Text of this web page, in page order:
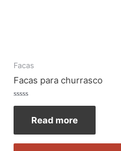
Facas
Facas para churrasco
Rated
5
Read more